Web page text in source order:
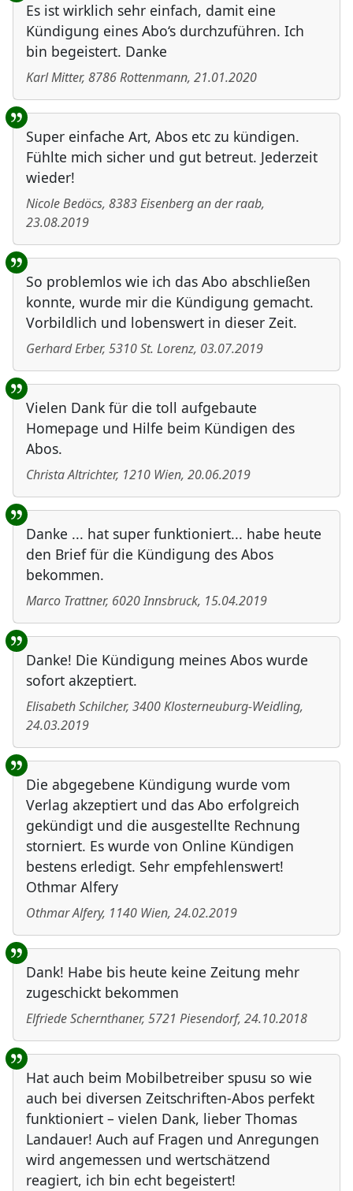
Es ist wirklich sehr einfach, damit eine
Kündigung eines Abo‘s durchzuführen. Ich
bin begeistert. Danke
Karl Mitter, 8786Rottenmann, 21.01.2020
Super einfache Art, Abos etc zu kündigen.
Fühlte mich sicher und gut betreut. Jederzeit
wieder!
Nicole Bedöcs, 8383Eisenberg an der raab,
23.08.2019
So problemlos wie ich das Abo abschließen
konnte, wurde mir die Kündigung gemacht.
Vorbildlich und lobenswert in dieser Zeit.
Gerhard Erber, 5310St. Lorenz, 03.07.2019
Vielen Dank für die toll aufgebaute
Homepage und Hilfe beim Kündigen des
Abos.
Christa Altrichter, 1210 Wien, 20.06.2019
Danke ... hat super funktioniert... habe heute
den Brief für die Kündigung des Abos
bekommen.
Marco Trattner, 6020Innsbruck, 15.04.2019
Danke! Die Kündigung meines Abos wurde
sofort akzeptiert.
Elisabeth Schilcher, 3400Klosterneuburg-Weidling,
24.03.2019
Die abgegebene Kündigung wurde vom
Verlag akzeptiert und das Abo erfolgreich
gekündigt und die ausgestellte Rechnung
storniert. Es wurde von Online Kündigen
bestens erledigt. Sehr empfehlenswert!
Othmar Alfery
Othmar Alfery, 1140 Wien, 24.02.2019
Dank! Habe bis heute keine Zeitung mehr
zugeschickt bekommen
Elfriede Schernthaner, 5721 Piesendorf, 24.10.2018
Hat auch beim Mobilbetreiber spusu so wie
auch bei diversen Zeitschriften-Abos perfekt
funktioniert – vielen Dank, lieber Thomas
Landauer! Auch auf Fragen und Anregungen
wird angemessen und wertschätzend
reagiert, ich bin echt begeistert!